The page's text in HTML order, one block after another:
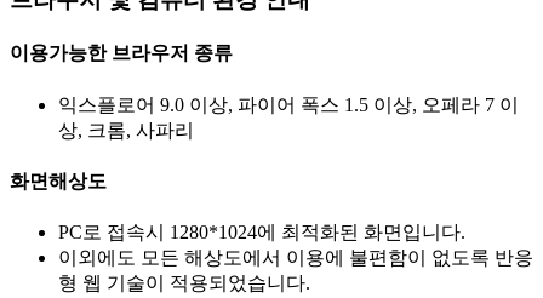
이용가능한 브라우저 종류
익스플로어 9.0 이상, 파이어 폭스 1.5 이상, 오페라 7 이
상, 크롬, 사파리
화면해상도
PC로 접속시 1280*1024에 최적화된 화면입니다.
이외에도 모든 해상도에서 이용에 불편함이 없도록 반응
형 웹 기술이 적용되었습니다.